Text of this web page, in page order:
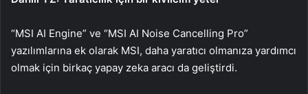
“MSI AI Engine” ve “MSI AI Noise Cancelling Pro”
yazılımlarına ek olarak MSI, daha yaratıcı olmanıza yardımcı
olmak için birkaç yapay zeka aracı da geliştirdi.